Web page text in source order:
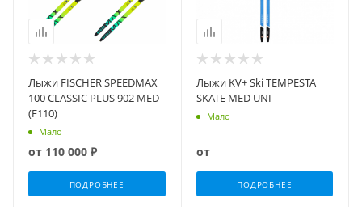
Лыжи FISCHER SPEEDMAX
100 CLASSIC PLUS 902 MED
(F110)
Мало
от 110 000 ₽
ПОДРОБНЕЕ
Лыжи KV+ Ski TEMPESTA
SKATE MED UNI
Мало
от
ПОДРОБНЕЕ